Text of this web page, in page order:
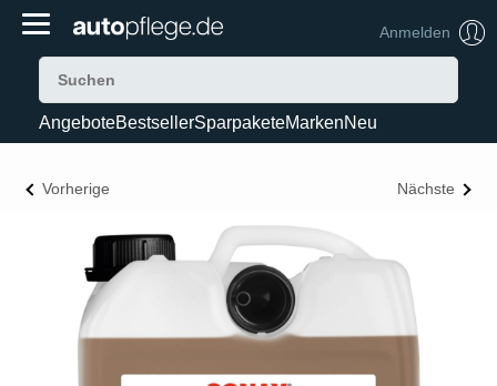
Anmelden
AngeboteBestsellerSparpaketeMarkenNeu
Vorherige Nächste